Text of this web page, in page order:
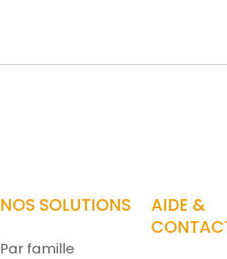
NOS SOLUTIONS
Par famille
AIDE &